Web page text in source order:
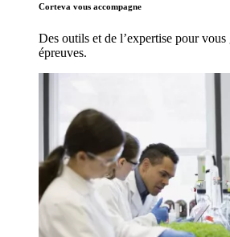
Corteva vous accompagne
Des outils et de l’expertise pour
épreuves.